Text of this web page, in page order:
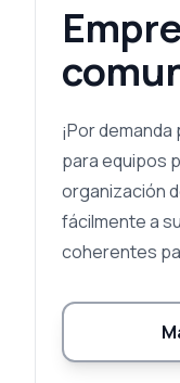
¡Por
para equipos
organización
fácilmente a
coherentes